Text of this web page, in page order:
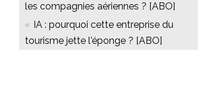
les compagnies aériennes ? [ABO]
IA : pourquoi cette entreprise du
tourisme jette l'éponge ? [ABO]